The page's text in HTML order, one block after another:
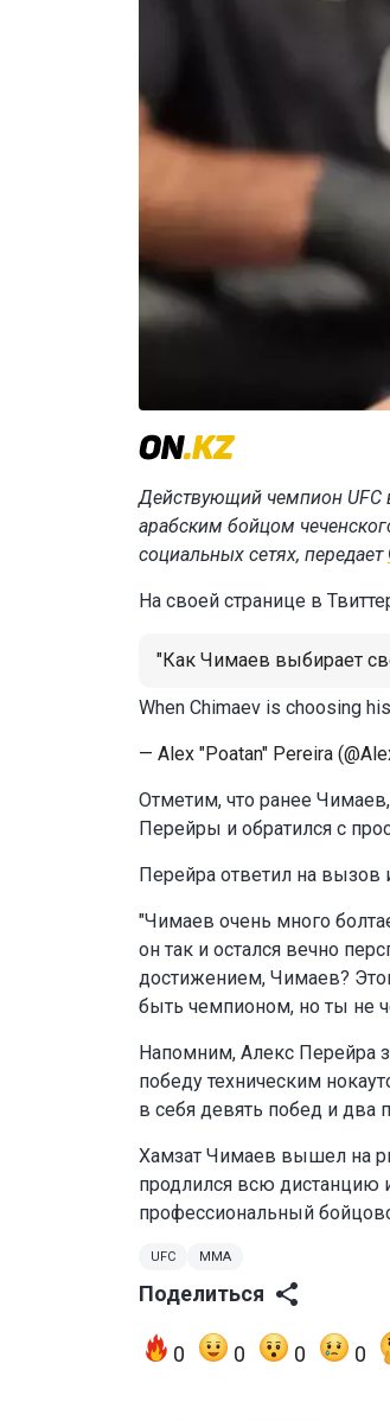
Действующий чемпион UFC
арабским бойцом
социальных сетях, передает
На своей странице в
"Как Чимаев выбирает
When Chimaev is choosing
— Alex "Poatan" Pereira
Отметим, что ранее
Перейры и обратился с
Перейра ответил на вызов
"Чимаев очень много
он так и остался вечно
достижением, Чимаев?
быть чемпионом, но ты не
Напомним, Алекс Перейра
победу техническим
в себя девять побед и два
Хамзат Чимаев вышел на
продлился всю дистанцию
профессиональный
UFC MMA
Поделиться
0 0 0 0